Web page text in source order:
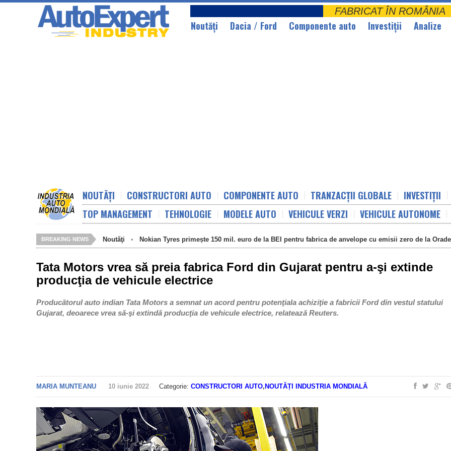
FABRICAT ÎN
Noutăţi Dacia / Ford Componente auto Investiții Analize
NOUTĂȚI CONSTRUCTORI AUTO COMPONENTE AUTO TRANZACȚII GLOBALE
INVESTIȚII
TOP MANAGEMENT
TEHNOLOGIE MODELE AUTO VEHICULE VERZI VEHICULE AUTONOME
BREAKING NEWS Noutăţi • Nokian Tyres primește 150 mil. euro de la BEI pentru fabrica de anvelope cu emisii zero de la
Tata Motors vrea să preia fabrica Ford din Gujarat pentru a-şi extinde
producţia de vehicule electrice
Producătorul auto indian Tata Motors a semnat un acord pentru potenţiala achiziţie a fabricii Ford din vestul statului
Gujarat, deoarece vrea să-şi extindă producţia de vehicule electrice, relatează Reuters.
MARIA MUNTEANU 10 iunie 2022 Categorie: CONSTRUCTORI AUTO, NOUTĂȚI INDUSTRIA MONDIALĂ